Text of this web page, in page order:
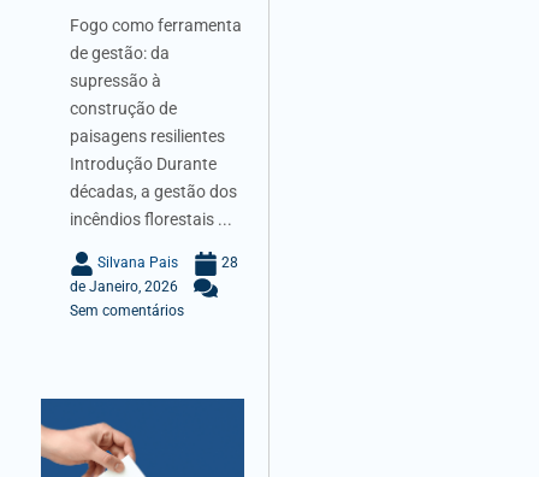
Fogo como ferramenta
de gestão: da
supressão à
construção de
paisagens resilientes
Introdução Durante
décadas, a gestão dos
incêndios florestais ...
Silvana Pais
28
de Janeiro, 2026
Sem comentários